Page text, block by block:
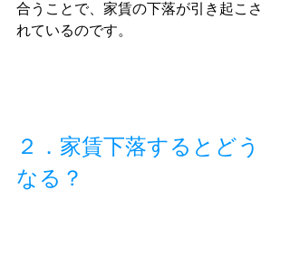
合うことで、家賃の下落が引き起こさ
れているのです。
２．家賃下落するとどう
なる？